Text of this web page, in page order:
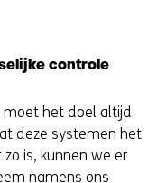
controle
moet het doel altijd
deze systemen het
is, kunnen we er
namens ons